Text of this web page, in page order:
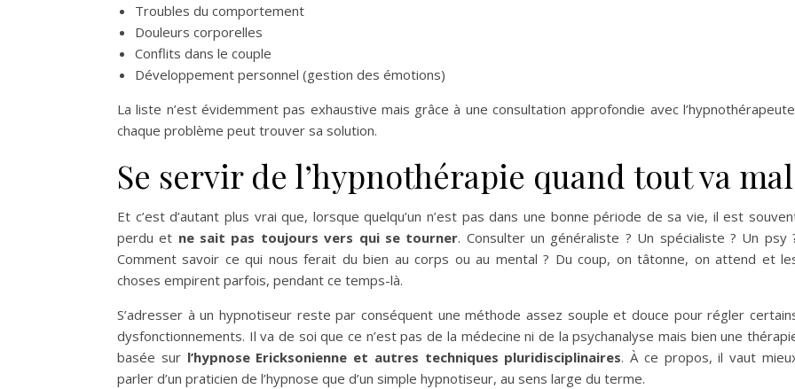
Troubles du comportement
Douleurs corporelles
Conflits dans le couple
Développement personnel (gestion des émotions)
La liste n’est évidemment pas exhaustive mais grâce à une consultation approfondie avec
chaque problème peut trouver sa solution.
Se servir de l’hypnothérapie quand tout va mal
Et c’est d’autant plus vrai que, lorsque quelqu’un n’est pas dans une bonne période de sa vie, il est
perdu et ne sait pas toujours vers qui se tourner. Consulter un généraliste ? Un spécialiste ? Un psy
Comment savoir ce qui nous ferait du bien au corps ou au mental ? Du coup, on tâtonne, on attend et
choses empirent parfois, pendant ce temps-là.
S’adresser à un hypnotiseur reste par conséquent une méthode assez souple et douce pour régler
dysfonctionnements. Il va de soi que ce n’est pas de la médecine ni de la psychanalyse mais bien une
basée sur l’hypnose Ericksonienne et autres techniques pluridisciplinaires. À ce propos, il vaut
parler d’un praticien de l’hypnose que d’un simple hypnotiseur, au sens large du terme.